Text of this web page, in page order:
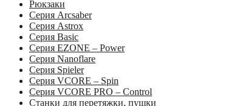
Рюкзаки
Серия Arcsaber
Серия Astrox
Серия Basic
Серия EZONE – Power
Серия Nanoflare
Серия Spieler
Серия VCORE – Spin
Серия VCORE PRO – Control
Станки для перетяжки, пушки